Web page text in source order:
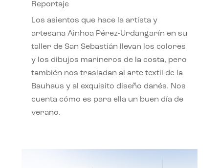
Reportaje
Los asientos que hace la artista y
artesana Ainhoa Pérez-Urdangarín en su
taller de San Sebastián llevan los colores
y los dibujos marineros de la costa, pero
también nos trasladan al arte textil de la
Bauhaus y al exquisito diseño danés. Nos
cuenta cómo es para ella un buen día de
verano.